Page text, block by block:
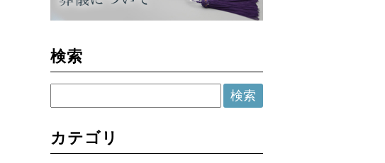
検索
カテゴリ